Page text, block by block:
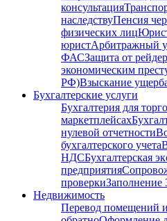
консультация
наследствуПенсия
физических лиц
юристАрбитражный
ФАСЗащита от
экономическим
РФ)Взыскание
Бухгалтерские услуги
Бухгалтерия для
маркетплейсах
нулевой отчетности
бухгалтерского учета
НДСБухгалтерская
предприятия
проверки
Недвижимость
Перевод помещений